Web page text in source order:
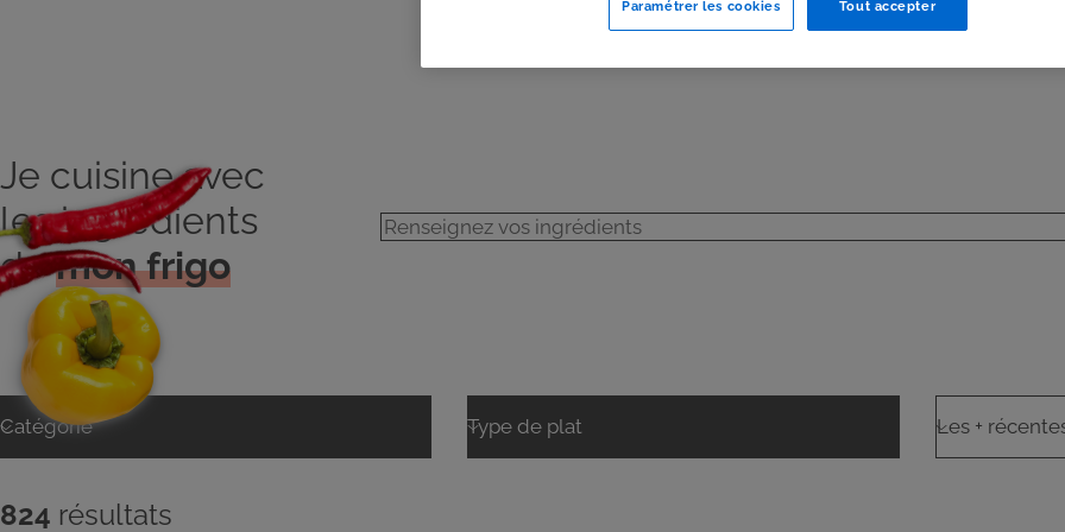
Je cuisine avec
les ingrédients
demon frigo
824 résultats
Tout accepter
Paramétrer les cookies